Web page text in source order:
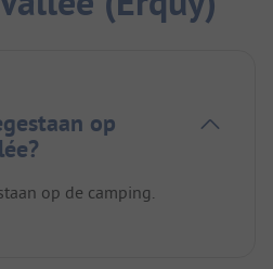
op
op de camping.